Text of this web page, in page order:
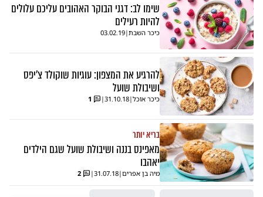
שימו לב: דגני הבוקר האהובים עליכם עלולים
להיות רעילים
כיכר השבת|
03.02.19
להרגיע את המצפון: עוגיות שוקולד צ'יפס
ושיבולת שועל
כיכר אוכל|
31.10.18
|
1
בריא יותר
מאפינס בננה ושיבולת שועל שגם הילדים
יאהבו
מיה בן אפרים|
31.07.18
|
2